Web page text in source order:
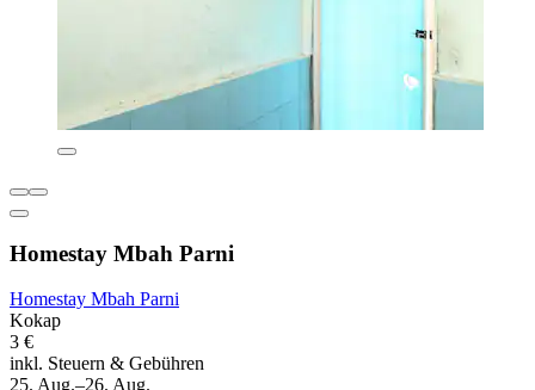
Homestay Mbah Parni
Homestay Mbah Parni
Kokap
3 €
inkl. Steuern & Gebühren
25. Aug.–26. Aug.